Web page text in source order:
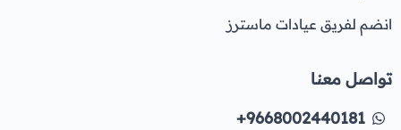
انضم لفريق عيادات ماسترز
تواصل معنا
+9668002440181